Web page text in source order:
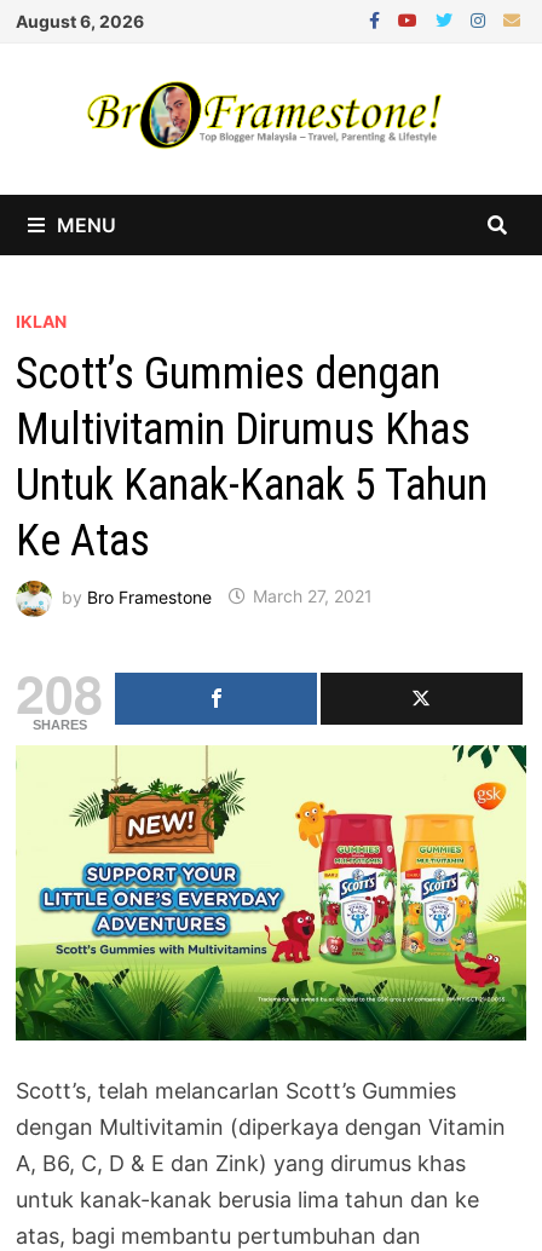
Skip
August 6, 2026
MENU
IKLAN
Scott’s Gummies dengan
Multivitamin Dirumus Khas
Untuk Kanak-Kanak 5 Tahun
Ke Atas
by Bro Framestone March 27, 2021
208
SHARES
Scott’s, telah melancarlan Scott’s Gummies
dengan Multivitamin (diperkaya dengan Vitamin
A, B6, C, D & E dan Zink) yang dirumus khas
untuk kanak-kanak berusia lima tahun dan ke
atas, bagi membantu pertumbuhan dan